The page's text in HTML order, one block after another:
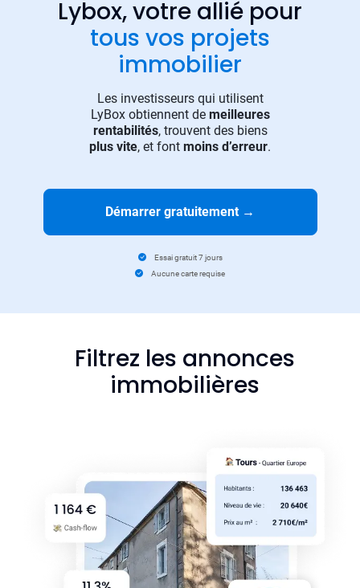
Lybox, votre allié pour
tous vos projets
immobilier
Les investisseurs qui utilisent
LyBox obtiennent de meilleures
rentabilités, trouvent des biens
plus vite, et font moins d’erreur.
Démarrer gratuitement →
Essai gratuit 7 jours
Aucune carte requise
Filtrez les annonces
immobilières